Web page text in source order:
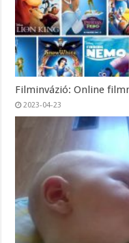
Filminvázió: Online
2023-04-23